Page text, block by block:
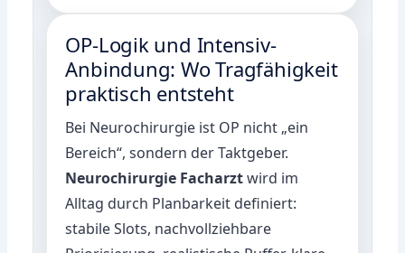
OP-Logik und Intensiv-
Anbindung: Wo Tragfähigkeit
praktisch entsteht
Bei Neurochirurgie ist OP nicht „ein
Bereich“, sondern der Taktgeber.
Neurochirurgie Facharztwird im
Alltag durch Planbarkeit definiert:
stabile Slots, nachvollziehbare